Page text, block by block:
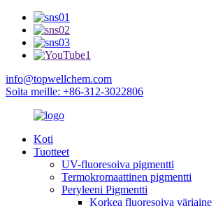
info@topwellchem.com
Soita meille: +86-312-3022806
Koti
Tuotteet
UV-fluoresoiva pigmentti
Termokromaattinen pigmentti
Peryleeni Pigmentti
Korkea fluoresoiva väriaine